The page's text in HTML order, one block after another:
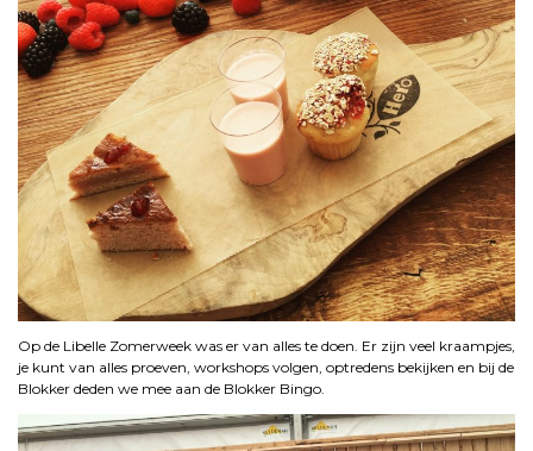
Op de Libelle Zomerweek was er van alles te doen. Er zijn veel kraampjes,
je kunt van alles proeven, workshops volgen, optredens bekijken en bij de
Blokker deden we mee aan de Blokker Bingo.